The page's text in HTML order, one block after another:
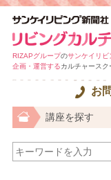
RIZAPグループのサンケイリビ
企画・運営するカルチャースク
お
講座を探す